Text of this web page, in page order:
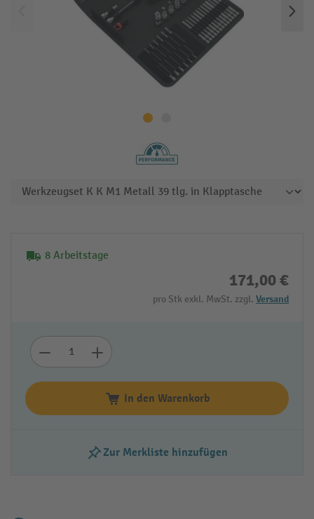
8 Arbeitstage
171,00 €
pro Stk exkl. MwSt. zzgl. Versand
In den Warenkorb
Zur Merkliste hinzufügen